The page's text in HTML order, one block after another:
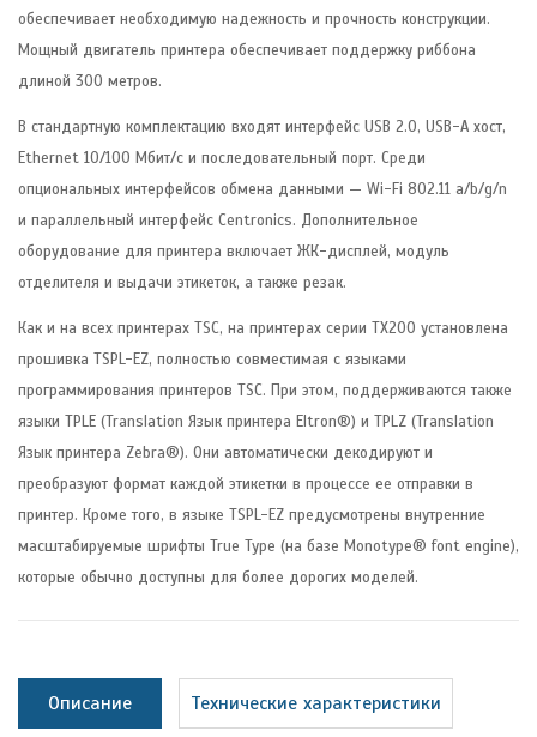
обеспечивает необходимую надежность и прочность конструкции.
Мощный двигатель принтера обеспечивает поддержку риббона
длиной 300 метров.
В стандартную комплектацию входят интерфейс USB 2.0, USB-A хост,
Ethernet 10/100 Мбит/с и последовательный порт. Среди
опциональных интерфейсов обмена данными — Wi-Fi 802.11 a/b/g/n
и параллельный интерфейс Centronics. Дополнительное
оборудование для принтера включает ЖК-дисплей, модуль
отделителя и выдачи этикеток, а также резак.
Как и на всех принтерах TSC, на принтерах серии TX200 установлена
прошивка TSPL-EZ, полностью совместимая с языками
программирования принтеров TSC. При этом, поддерживаются также
языки TPLE (Translation Язык принтера Eltron®) и TPLZ (Translation
Язык принтера Zebra®). Они автоматически декодируют и
преобразуют формат каждой этикетки в процессе ее отправки в
принтер. Кроме того, в языке TSPL-EZ предусмотрены внутренние
масштабируемые шрифты True Type (на базе Monotype® font engine),
которые обычно доступны для более дорогих моделей.
Описание Технические характеристики